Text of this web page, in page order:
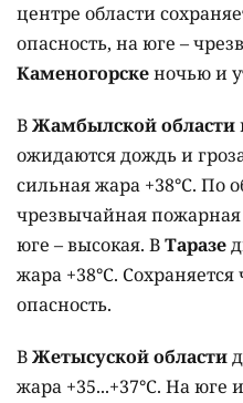
центре области
опасность, на юге –
Каменогорскеночью и
ВЖамбылской области
ожидаются дождь и
сильная жара +38°C. По
чрезвычайная пожарная
юге – высокая. ВТаразе
жара +38°C.
опасность.
ВЖетысуской области
жара +35...+37°C. На юге